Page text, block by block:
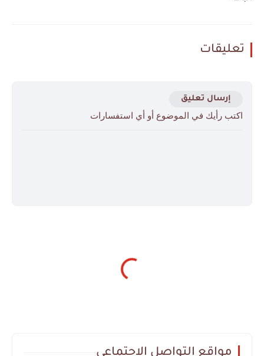
تعليقات
إرسال تعليق
اكتب رأيك في الموضوع أو أي استفسارات
مواقع التواصل الاجتماعي